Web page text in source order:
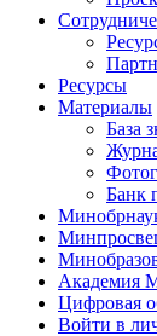
Ресурсы
Материалы
База
Банк
Академия
Цифровая
Войти в